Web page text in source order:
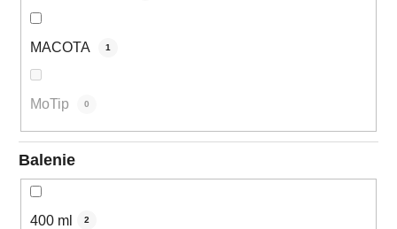
MACOTA 1
MoTip 0
Balenie
400 ml 2